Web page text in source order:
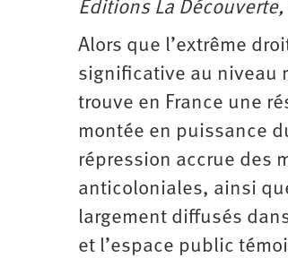
Hôpitaux
SNCF
publics
LGBTI
Santé
Vidéos
mon
Éditions La
Alors que l’extrême
significative au niveau
trouve en France une
montée en puissance
répression accrue des
anticoloniales, ainsi
largement diffusés
et l’espace public